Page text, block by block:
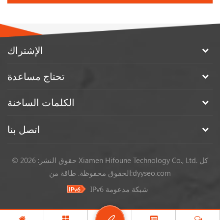
الإشتراك
تحتاج مساعدة
الكلمات الساخنة
اتصل بنا
© حقوق النشر: 2026 Xiamen Hifoune Technology Co., Ltd. كل
الحقوق محفوظة.طاقة من:dyyseo.com
IPv6 شبكة مدعومة